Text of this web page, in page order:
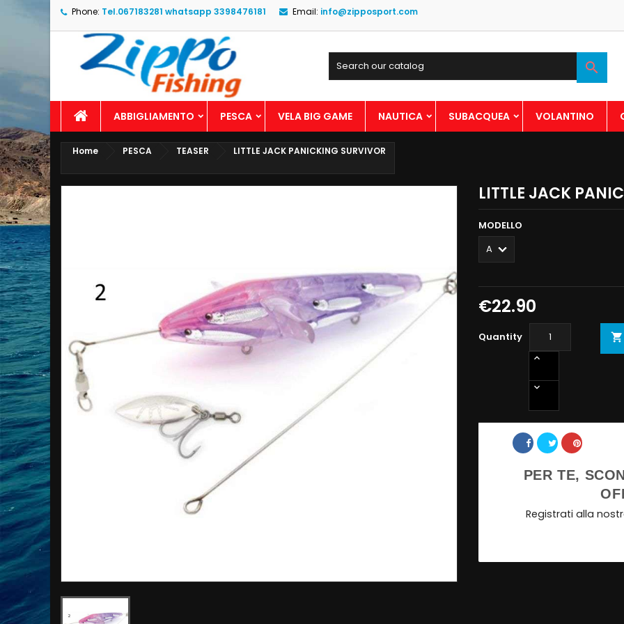
Phone: Tel.067183281 whatsapp 3398476181 Email: info@zipposport.com

ABBIGLIAMENTO PESCA VELA BIG GAME NAUTICA SUBACQUEA VOLANTINO
Home PESCA TEASER LITTLE JACK PANICKING SURVIVOR
LITTLE JACK
MODELLO
€22.90
Quantity 
PER TE,
Registrati alla